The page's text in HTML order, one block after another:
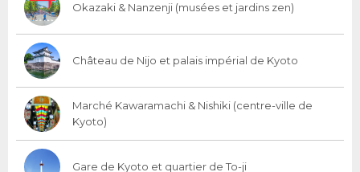
Okazaki & Nanzenji (musées et jardins zen)
Château de Nijo et palais impérial de Kyoto
Marché Kawaramachi & Nishiki (centre-ville de
Kyoto)
Gare de Kyoto et quartier de To-ji